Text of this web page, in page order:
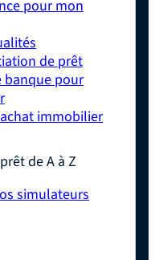
pour mon
de prêt
banque pour
immobilier
de A à Z
simulateurs